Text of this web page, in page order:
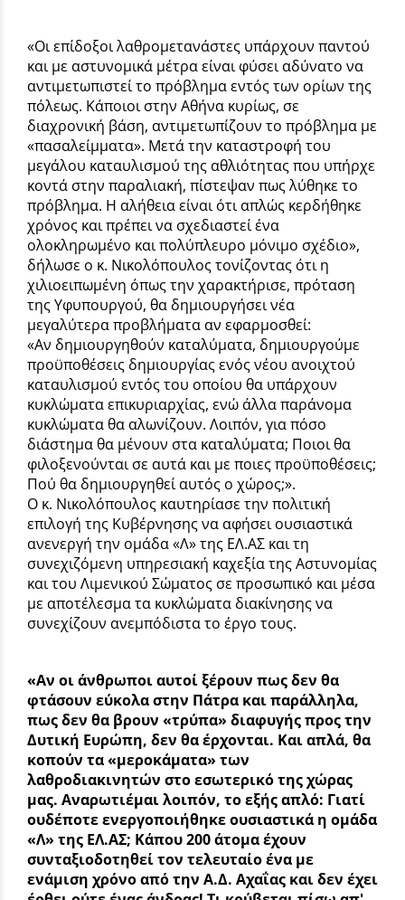
«Οι επίδοξοι λαθρομετανάστες υπάρχουν παντού
και με αστυνομικά μέτρα είναι φύσει αδύνατο να
αντιμετωπιστεί το πρόβλημα εντός των ορίων της
πόλεως. Κάποιοι στην Αθήνα κυρίως, σε
διαχρονική βάση, αντιμετωπίζουν το πρόβλημα με
«πασαλείμματα». Μετά την καταστροφή του
μεγάλου καταυλισμού της αθλιότητας που υπήρχε
κοντά στην παραλιακή, πίστεψαν πως λύθηκε το
πρόβλημα. Η αλήθεια είναι ότι απλώς κερδήθηκε
χρόνος και πρέπει να σχεδιαστεί ένα
ολοκληρωμένο και πολύπλευρο μόνιμο σχέδιο»,
δήλωσε ο κ. Νικολόπουλος τονίζοντας ότι η
χιλιοειπωμένη όπως την χαρακτήρισε, πρόταση
της Υφυπουργού, θα δημιουργήσει νέα
μεγαλύτερα προβλήματα αν εφαρμοσθεί:
«Αν δημιουργηθούν καταλύματα, δημιουργούμε
προϋποθέσεις δημιουργίας ενός νέου ανοιχτού
καταυλισμού εντός του οποίου θα υπάρχουν
κυκλώματα επικυριαρχίας, ενώ άλλα παράνομα
κυκλώματα θα αλωνίζουν. Λοιπόν, για πόσο
διάστημα θα μένουν στα καταλύματα; Ποιοι θα
φιλοξενούνται σε αυτά και με ποιες προϋποθέσεις;
Πού θα δημιουργηθεί αυτός ο χώρος;».
Ο κ. Νικολόπουλος καυτηρίασε την πολιτική
επιλογή της Κυβέρνησης να αφήσει ουσιαστικά
ανενεργή την ομάδα «Λ» της ΕΛ.ΑΣ και τη
συνεχιζόμενη υπηρεσιακή καχεξία της Αστυνομίας
και του Λιμενικού Σώματος σε προσωπικό και μέσα
με αποτέλεσμα τα κυκλώματα διακίνησης να
συνεχίζουν ανεμπόδιστα το έργο τους.
«Αν οι άνθρωποι αυτοί ξέρουν πως δεν θα
φτάσουν εύκολα στην Πάτρα και παράλληλα,
πως δεν θα βρουν «τρύπα» διαφυγής προς την
Δυτική Ευρώπη, δεν θα έρχονται. Και απλά, θα
κοπούν τα «μεροκάματα» των
λαθροδιακινητών στο εσωτερικό της χώρας
μας. Αναρωτιέμαι λοιπόν, το εξής απλό: Γιατί
ουδέποτε ενεργοποιήθηκε ουσιαστικά η ομάδα
«Λ» της ΕΛ.ΑΣ; Κάπου 200 άτομα έχουν
συνταξιοδοτηθεί τον τελευταίο ένα με
ενάμιση χρόνο από την Α.Δ. Αχαΐας και δεν έχει